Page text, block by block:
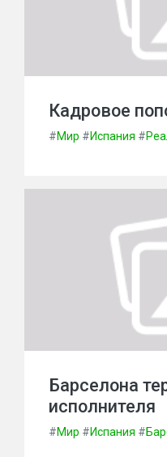
Кадровое
#Мир #Испания #
Барселона
исполнителя
#Мир #Испания #